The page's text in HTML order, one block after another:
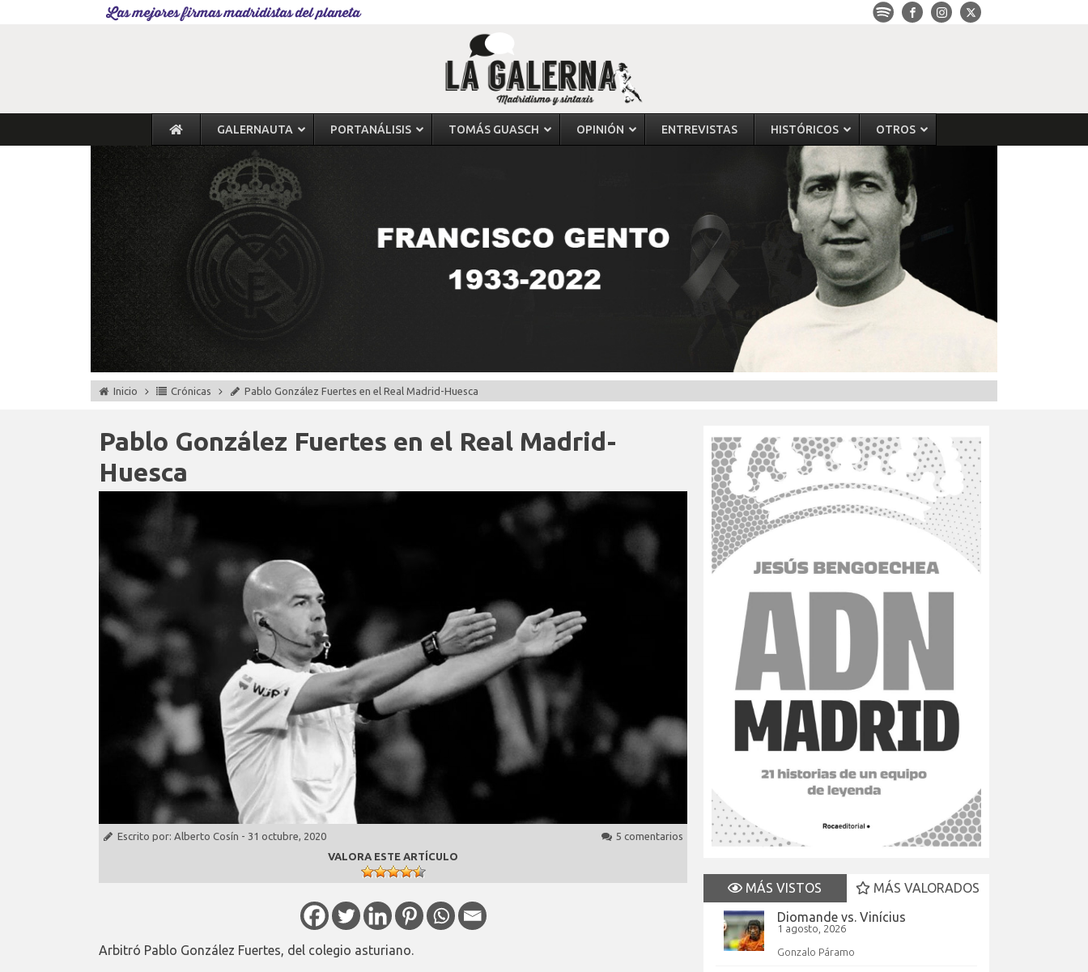
Las mejores firmas madridistas del planeta
GALERNAUTA PORTANÁLISIS TOMÁS GUASCH OPINIÓN ENTREVISTAS HISTÓRICOS OTROS
Inicio Crónicas Pablo González Fuertes en el Real Madrid-Huesca
Pablo González Fuertes en el Real Madrid-
Huesca
Escrito por: Alberto Cosín - 31 octubre, 2020
5 comentarios
VALORA ESTE ARTÍCULO
Arbitró Pablo González Fuertes, del colegio asturiano.
MÁS VISTOS
MÁS VALORADOS
Diomande vs. Vinícius
1 agosto, 2026
Gonzalo Páramo